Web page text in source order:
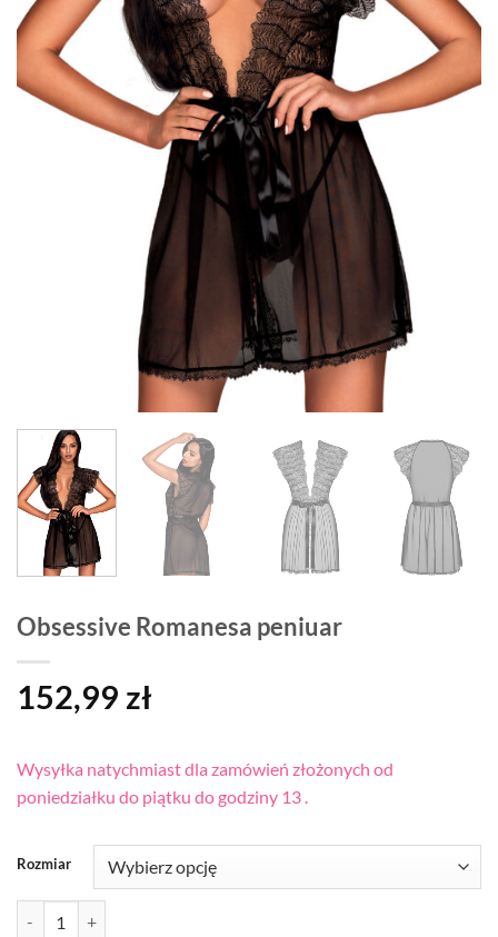
Obsessive Romanesa peniuar
152,99 zł
Wysyłka natychmiast dla zamówień złożonych od
poniedziałku do piątku do godziny 13 .
Rozmiar